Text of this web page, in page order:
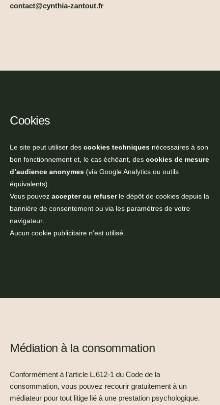
contact@cynthia-zantout.fr
Cookies
Le site peut utiliser des cookies techniques nécessaires à son
bon fonctionnement et, le cas échéant, des cookies de mesure
d’audience anonymes (via Google Analytics ou outils
équivalents).
Vous pouvez accepter ou refuserle dépôt de cookies depuis la
bannière de consentement ou via les paramètres de votre
navigateur.
Aucun cookie publicitaire n’est utilisé.
Médiation à la consommation
Conformément à l’article L.612-1 du Code de la
consommation, vous pouvez recourir gratuitement à un
médiateur pour tout litige lié à une prestation psychologique.